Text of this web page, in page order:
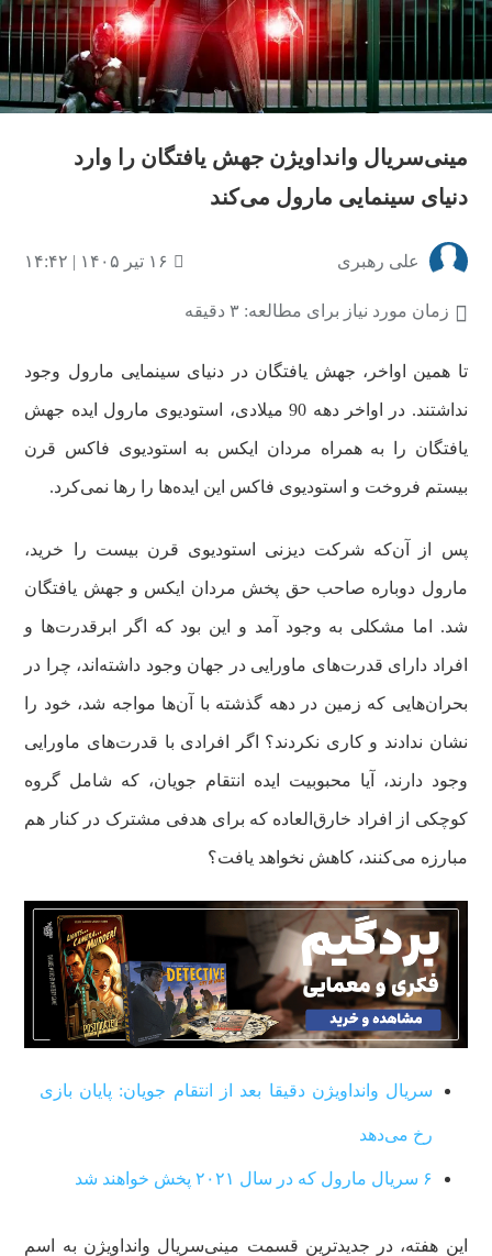
مینی‌سریال واندا‌ویژن جهش یافتگان را وارد
دنیای سینمایی مارول می‌کند
علی رهبری ۱۶ تیر ۱۴۰۵ | ۱۴:۴۲
زمان مورد نیاز برای مطالعه: ۳ دقیقه
تا همین اواخر، جهش‌ یافتگان در دنیای سینمایی مارول وجود
نداشتند. در اواخر دهه 90 میلادی، استودیوی مارول ایده جهش‌
یافتگان را به همراه مردان ایکس به استودیوی فاکس قرن
بیستم فروخت و استودیوی فاکس این ایده‌ها را رها نمی‌کرد.
پس از آن‌که شرکت دیزنی استودیوی قرن بیست را خرید،
مارول دوباره صاحب حق پخش مردان ایکس و جهش یافتگان
شد. اما مشکلی به وجود آمد و این بود که اگر ابرقدرت‌ها و
افراد دارای قدرت‌های ماورایی در جهان وجود داشته‌اند، چرا در
بحران‌هایی که زمین در دهه گذشته با آن‌ها مواجه شد، خود را
نشان ندادند و کاری نکردند؟ اگر افرادی با قدرت‌های ماورایی
وجود دارند، آیا محبوبیت ایده انتقام جویان، که شامل گروه
کوچکی از افراد خارق‌العاده که برای هدفی مشترک در کنار هم
مبارزه می‌کنند، کاهش نخواهد یافت؟
سریال وانداویژن دقیقا بعد از انتقام جویان: پایان بازی
رخ می‌دهد
۶ سریال مارول که در سال ۲۰۲۱ پخش خواهند شد
این هفته، در جدیدترین قسمت مینی‌سریال واندا‌ویژن به اسم